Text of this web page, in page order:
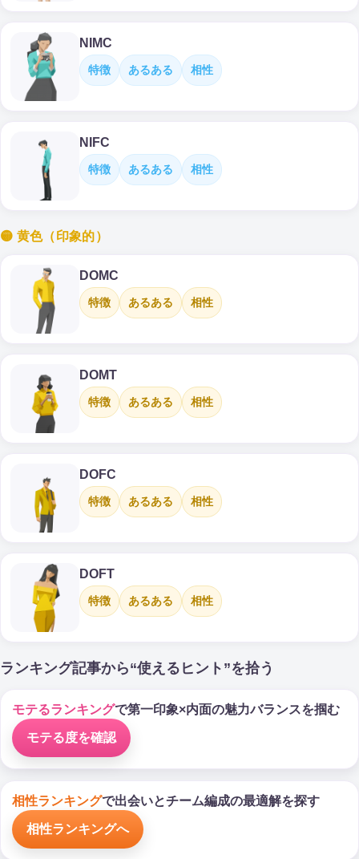
NIMC
特徴 あるある 相性
NIFC
特徴 あるある 相性
🟡 黄色（印象的）
DOMC
特徴 あるある 相性
DOMT
特徴 あるある 相性
DOFC
特徴 あるある 相性
DOFT
特徴 あるある 相性
ランキング記事から“使えるヒント”を拾う
モテるランキングで第一印象×内面の魅力バランスを掴む
モテる度を確認
相性ランキングで出会いとチーム編成の最適解を探す
相性ランキングへ